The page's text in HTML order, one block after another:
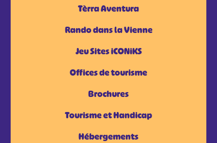
Tèrra Aventura
Rando dans la Vienne
Jeu Sites iCONiKS
Offices de tourisme
Brochures
Tourisme et Handicap
Hébergements